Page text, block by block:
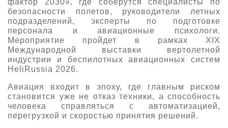
Даты будущих выставок
Документы
Контакты
Заявка на участие
Заочное участие
Прилет на выставку
Основные требования МВЦ «Крокус Экспо»
Для посетителей
Место проведения HeliRussia
Схема проезда
Правила доступа и пребывания Крокус Экспо
Для СМИ
Аккредитация прессы
Условия инфопартнёрства
Публикации о выставке
Пресс-релизы
Архив
безопасности полетов, руководители летных
подразделений, эксперты по подготовке
персонала и авиационные психологи.
Мероприятие пройдет в рамках XIX
Международной выставки вертолетной
индустрии и беспилотных авиационных систем
HeliRussia 2026.
Авиация входит в эпоху, где главным риском
становится уже не отказ техники, а способность
человека справляться с автоматизацией,
перегрузкой и скоростью принятия решений.